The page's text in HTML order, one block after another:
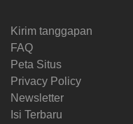
Kirim tanggapan
FAQ
Peta Situs
Privacy Policy
Newsletter
Isi Terbaru